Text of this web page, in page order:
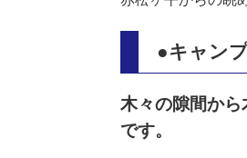
●キャ ン
木々の隙間か
です。